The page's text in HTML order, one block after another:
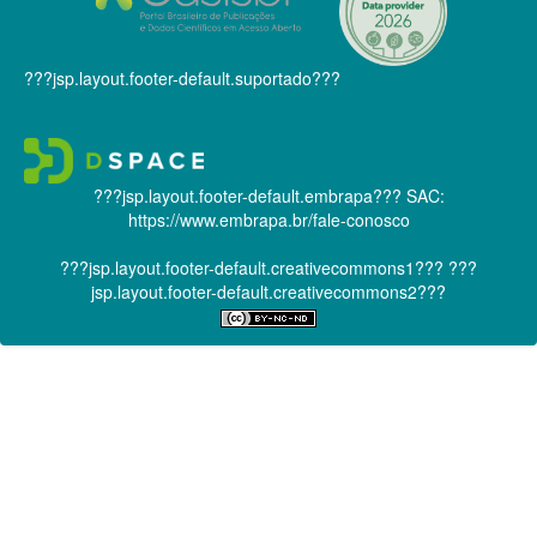
???jsp.layout.footer-default.suportado???
???jsp.layout.footer-default.embrapa??? SAC:
https://www.embrapa.br/fale-conosco
???jsp.layout.footer-default.creativecommons1??? ???
jsp.layout.footer-default.creativecommons2???